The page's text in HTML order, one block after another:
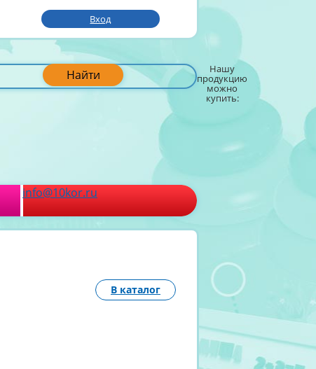
Вход
Найти Нашу
продукцию
можно
купить:
info@10kor.ru
В каталог